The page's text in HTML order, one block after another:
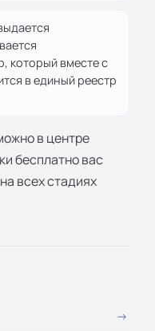
который вместе с
в единый реестр
в центре
бесплатно вас
всех стадиях